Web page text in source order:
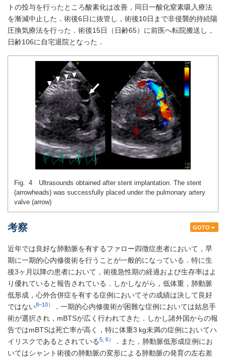
トの投与を行ったところ酸素化は改善，同日一酸化窒素吸入療法
を漸減中止した．術後6日に抜管し，術後10日まで非侵襲的持続陽
圧換気療法を行った．術後15日（日齢65）に前医へ転院搬送し，
日齢106に自宅退院となった．
Fig. 4 Ultrasounds obtained after stent implantation. The stent
(arrowheads) was successfully placed under the pulmonary artery
valve (arrow)
GOTO
考察
近年では良好な肺動脈を有するファロー四徴症患者において，早
期に一期的心内修復術を行うことが一般的になっている．特に生
後3ヶ月以降の患者において，術後急性期の経過および生存率はよ
り優れていると報告されている．しかしながら，低体重，肺動脈
低形成，心外合併症を有する症例においてその成績は決して良好
ではない8–10）
．一期的心内修復術が困難な症例においては姑息手
術が選択され，mBTSが広く行われてきた．しかし諸外国からの報
告ではmBTSは死亡率が高く，特に体重3 kg未満の症例においてハ
イリスクであるとされている5, 6）
．また，肺動脈低形成症例にお
いてはシャント術後の肺動脈の変形による肺動脈の発育の左右差